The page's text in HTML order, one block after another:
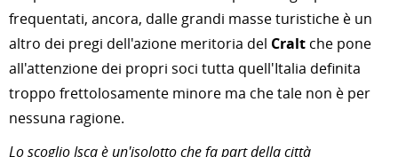
frequentati, ancora, dalle grandi masse turistiche è un
altro dei pregi dell'azione meritoria del Cralt che pone
all'attenzione dei propri soci tutta quell'Italia definita
troppo frettolosamente minore ma che tale non è per
nessuna ragione.
Lo scoglio Isca è un'isolotto che fa part della città